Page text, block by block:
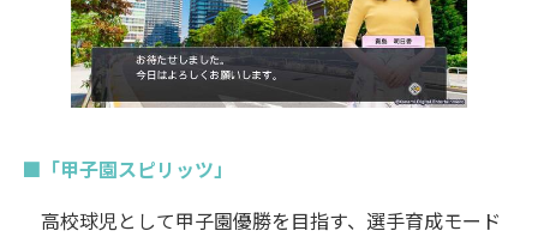
■「甲子園スピリッツ」
高校球児として甲子園優勝を目指す、選手育成モード